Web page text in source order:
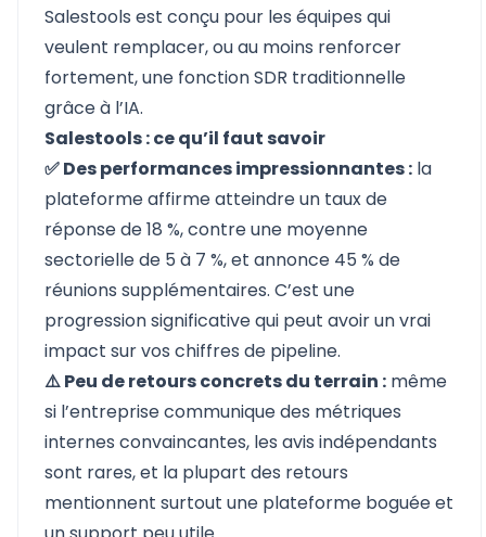
Salestools est conçu pour les équipes qui
veulent remplacer, ou au moins renforcer
fortement, une fonction SDR traditionnelle
grâce à l’IA.
Salestools : ce qu’il faut savoir
✅ Des performances impressionnantes : la
plateforme affirme atteindre un taux de
réponse de 18 %, contre une moyenne
sectorielle de 5 à 7 %, et annonce 45 % de
réunions supplémentaires. C’est une
progression significative qui peut avoir un vrai
impact sur vos chiffres de pipeline.
⚠️ Peu de retours concrets du terrain : même
si l’entreprise communique des métriques
internes convaincantes, les avis indépendants
sont rares, et la plupart des retours
mentionnent surtout une plateforme boguée et